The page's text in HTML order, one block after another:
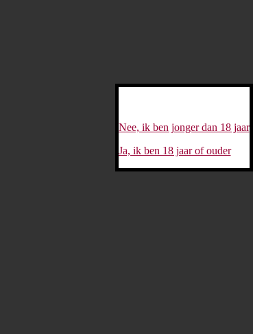
Nee, ik ben jonger dan 18 jaar
Ja, ik ben 18 jaar of ouder